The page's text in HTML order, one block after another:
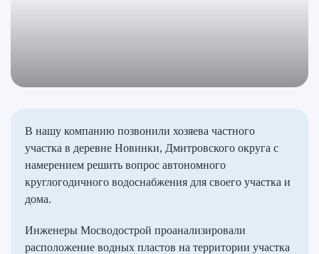
В нашу компанию позвонили хозяева частного
участка в деревне Новинки, Дмитровского округа с
намерением решить вопрос автономного
круглогодичного водоснабжения для своего участка и
дома.
Инженеры Мосводострой проанализировали
расположение водных пластов на территории участка